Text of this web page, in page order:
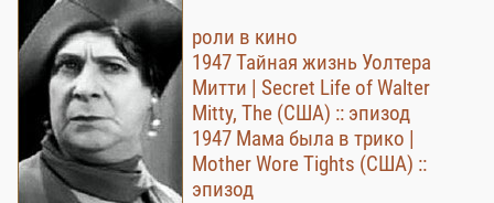
роли в кино
1947 Тайная жизнь Уолтера
Митти | Secret Life of Walter
Mitty, The (США) :: эпизод
1947 Мама была в трико |
Mother Wore Tights (США) ::
эпизод